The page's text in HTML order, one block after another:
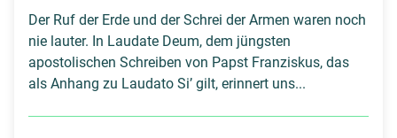
Der Ruf der Erde und der Schrei der Armen waren noch
nie lauter. In Laudate Deum, dem jüngsten
apostolischen Schreiben von Papst Franziskus, das
als Anhang zu Laudato Si’ gilt, erinnert uns...